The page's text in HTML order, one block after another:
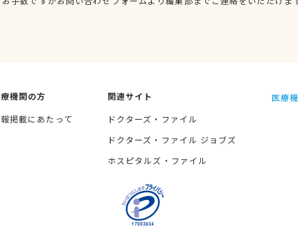
機関の方
掲載にあたって
関連サイト
ドクターズ・ファイル
ドクターズ・ファイル ジョブズ
ホスピタルズ・ファイル
医療